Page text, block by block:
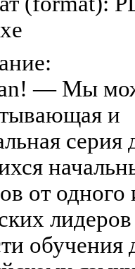
— Мы
и
серия
от одного
обучения